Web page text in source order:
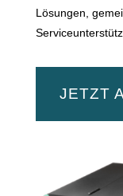
Lösungen,
JETZT